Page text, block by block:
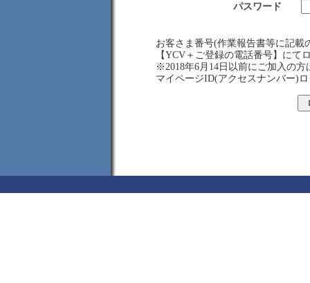
パスワード
お客さま番号(作業報告書等に記載
【YCV＋ご登録の電話番号】にて
※2018年6月14日以前にご加入の
マイページID(アクセスナンバー)